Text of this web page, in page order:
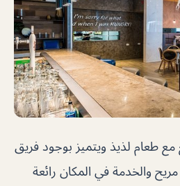
مع طعام لذيذ ويتميز بوجود فريق
والخدمة في المكان رائعة